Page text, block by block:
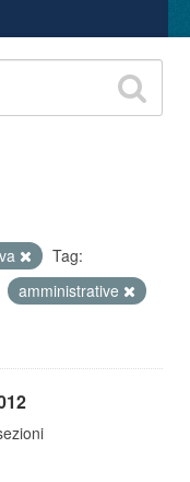
Tag:
amministrative